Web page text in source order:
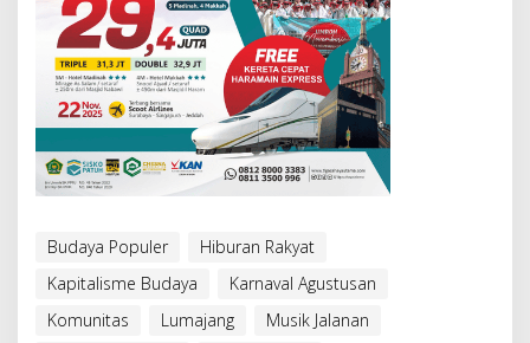
Budaya Populer
Hiburan Rakyat
Kapitalisme Budaya
Karnaval Agustusan
Komunitas
Lumajang
Musik Jalanan